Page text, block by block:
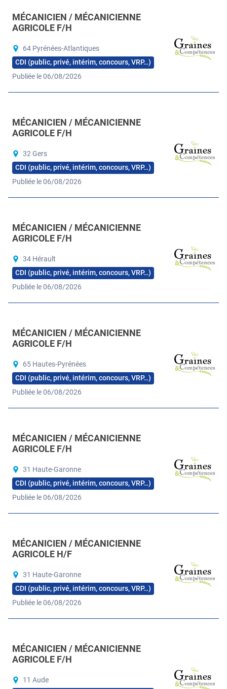
MÉCANICIEN / MÉCANICIENNE
AGRICOLE F/H
64 Pyrénées-Atlantiques
CDI (public, privé, intérim, concours, VRP…)
Publiée le 06/08/2026
MÉCANICIEN / MÉCANICIENNE
AGRICOLE F/H
32 Gers
CDI (public, privé, intérim, concours, VRP…)
Publiée le 06/08/2026
MÉCANICIEN / MÉCANICIENNE
AGRICOLE F/H
34 Hérault
CDI (public, privé, intérim, concours, VRP…)
Publiée le 06/08/2026
MÉCANICIEN / MÉCANICIENNE
AGRICOLE F/H
65 Hautes-Pyrénées
CDI (public, privé, intérim, concours, VRP…)
Publiée le 06/08/2026
MÉCANICIEN / MÉCANICIENNE
AGRICOLE F/H
31 Haute-Garonne
CDI (public, privé, intérim, concours, VRP…)
Publiée le 06/08/2026
MÉCANICIEN / MÉCANICIENNE
AGRICOLE H/F
31 Haute-Garonne
CDI (public, privé, intérim, concours, VRP…)
Publiée le 06/08/2026
MÉCANICIEN / MÉCANICIENNE
AGRICOLE F/H
11 Aude